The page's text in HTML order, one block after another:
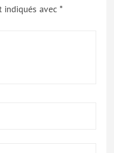
indiqués avec *